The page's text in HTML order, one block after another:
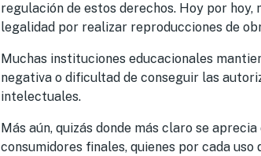
regulación de estos derechos. Hoy por
legalidad por realizar reproducciones de
Muchas instituciones educacionales
negativa o dificultad de conseguir las
intelectuales.
Más aún, quizás donde más claro se
consumidores finales, quienes por cada